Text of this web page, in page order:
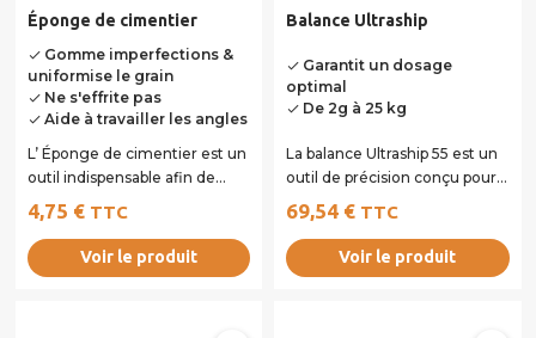
Éponge de cimentier
doneGomme imperfections &
uniformise le grain
doneNe s'effrite pas
doneAide à travailler les angles
L’ Éponge de cimentier est un
outil indispensable afin de
supprimer les défauts et les...
4,75 € TTC
Voir le produit
Balance Ultraship
done Garantit un dosage
optimal
done De 2g à 25 kg
La balance Ultraship 55 est un
outil de précision conçu pour
peser avec exactitude les...
69,54 € TTC
Voir le produit